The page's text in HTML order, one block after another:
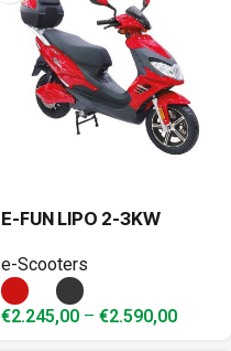
E-FUN LIPO 2-3KW
e-Scooters
€2.245,00 – €2.590,00